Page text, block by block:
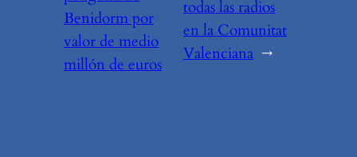
Benidorm por
valor de medio
millón de euros
todas las radios
en la Comunitat
Valenciana →